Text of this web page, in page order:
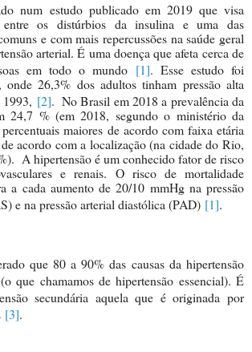
num estudo publicado em 2019 que visa
entre os distúrbios da insulina e uma das
e com mais repercussões na saúde geral
arterial. É uma doença que afeta cerca de
em todo o mundo [1]. Esse estudo foi
26,3% dos adultos tinham pressão alta
[2]. No Brasil em 2018 a prevalência da
24,7 % (em 2018, segundo o ministério da
maiores de acordo com faixa etária
acordo com a localização (na cidade do Rio,
A hipertensão é um conhecido fator de risco
e renais. O risco de mortalidade
a cada aumento de 20/10 mmHg na pressão
e na pressão arterial diastólica (PAD) [1].
que 80 a 90% das causas da hipertensão
que chamamos de hipertensão essencial). É
secundária aquela que é originada por
[3].